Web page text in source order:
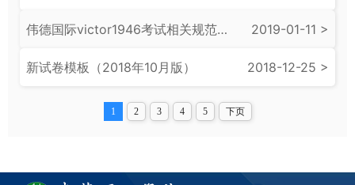
​伟德国际victor1946考试相关规范(教师)2019 2019-01-11 >
新试卷模板（2018年10月版） 2018-12-25 >
1 2 3 4 5 下页